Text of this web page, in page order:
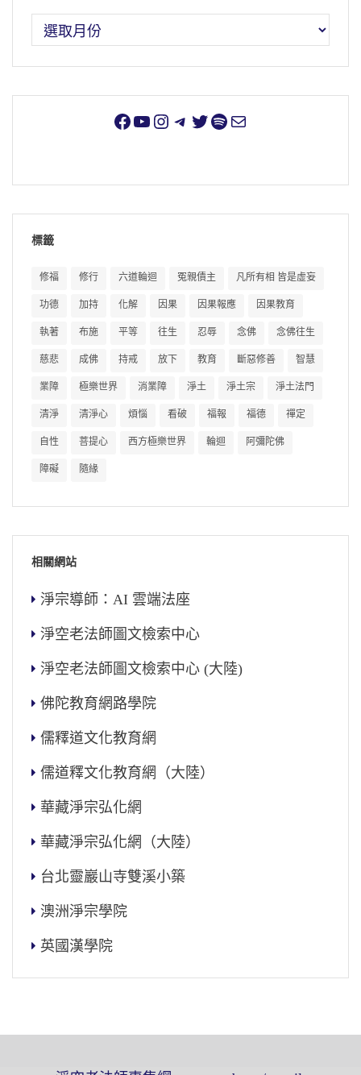
標籤
修福 修行 六道輪迴 冤親債主 凡所有相 皆是虛妄
功德 加持 化解 因果 因果報應 因果教育
執著 布施 平等 往生 忍辱 念佛 念佛往生
慈悲 成佛 持戒 放下 教育 斷惡修善 智慧
業障 極樂世界 消業障 淨土 淨土宗 淨土法門
清淨 清淨心 煩惱 看破 福報 福德 禪定
自性 菩提心 西方極樂世界 輪迴 阿彌陀佛
障礙 隨緣
相關網站
淨宗導師：AI 雲端法座
淨空老法師圖文檢索中心
淨空老法師圖文檢索中心 (大陸)
佛陀教育網路學院
儒釋道文化教育網
儒道釋文化教育網（大陸）
華藏淨宗弘化網
華藏淨宗弘化網（大陸）
台北靈巖山寺雙溪小築
澳洲淨宗學院
英國漢學院